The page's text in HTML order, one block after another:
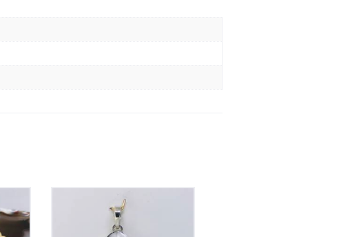
Pendentif Howlite